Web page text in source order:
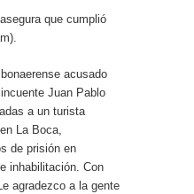
que cumplió
acusado
Juan Pablo
a un turista
La Boca,
de prisión en
inhabilitación. Con
agradezco a la gente